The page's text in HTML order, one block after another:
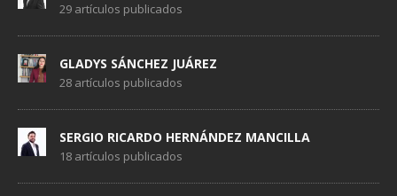
29 artículos publicados
GLADYS SÁNCHEZ JUÁREZ
28 artículos publicados
SERGIO RICARDO HERNÁNDEZ MANCILLA
18 artículos publicados